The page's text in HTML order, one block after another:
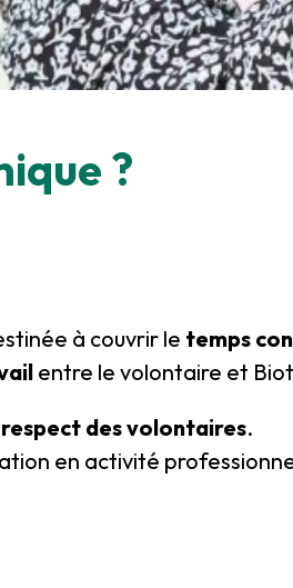
?
à couvrir le temps
entre le volontaire et
des volontaires.
en activité